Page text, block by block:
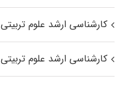
کارشناسی ارشد علوم تربیتی
کارشناسی ارشد علوم تربیتی ۲